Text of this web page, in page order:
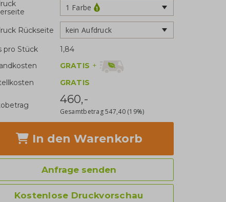
1 Farbe
Rückseite kein Aufdruck
pro Stück
1,84
GRATIS +
GRATIS
460,-
Gesamtbetrag547,40 (19%)
In den Warenkorb
Anfrage senden
Kostenlose Druckvorschau